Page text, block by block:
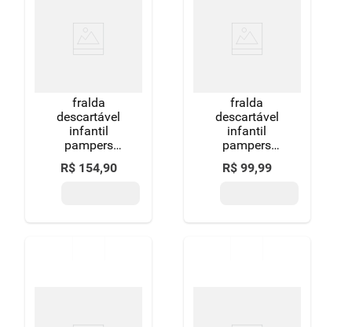
fralda
descartável
infantil
pampers
confort sec p 5
a 8kg pacote
R$ 154,90
fralda
descartável
infantil
pampers
supersequinha
xg pacote 56
R$ 99,99